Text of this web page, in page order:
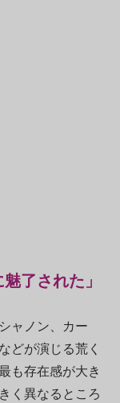
了された」
ャノン、カー
どが演じる荒く
も存在感が大き
く異なるところ